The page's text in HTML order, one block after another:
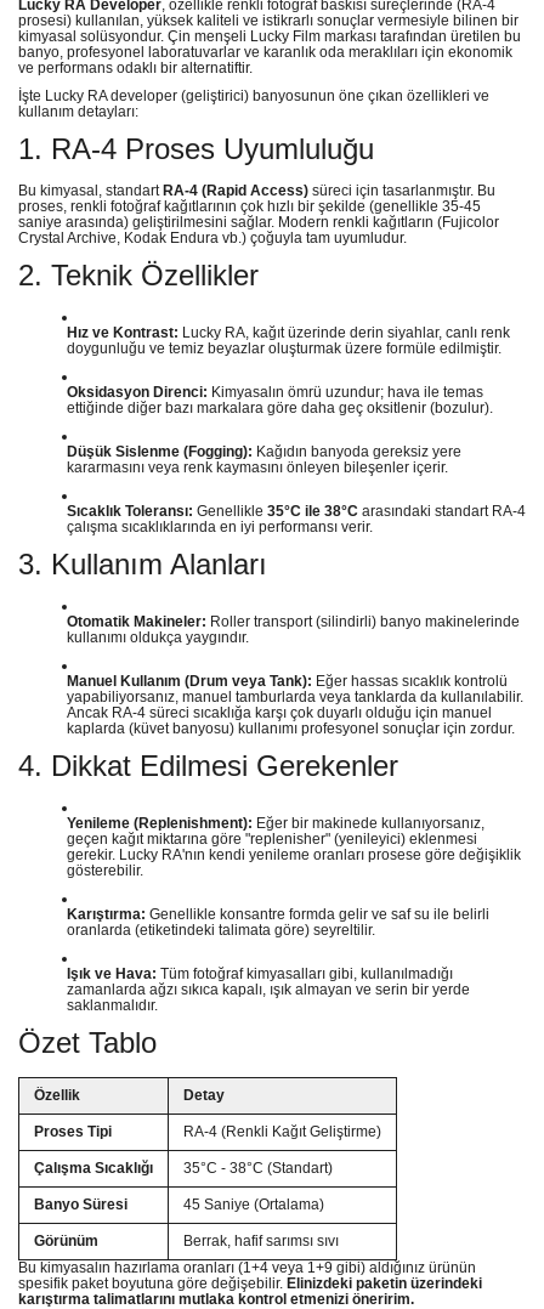
Lucky RA Developer, özellikle renkli fotoğraf baskısı süreçlerinde (RA-4
prosesi) kullanılan, yüksek kaliteli ve istikrarlı sonuçlar vermesiyle bilinen bir
kimyasal solüsyondur. Çin menşeli Lucky Film markası tarafından üretilen bu
banyo, profesyonel laboratuvarlar ve karanlık oda meraklıları için ekonomik
ve performans odaklı bir alternatiftir.
İşte Lucky RA developer (geliştirici) banyosunun öne çıkan özellikleri ve
kullanım detayları:
1. RA-4 Proses Uyumluluğu
Bu kimyasal, standart RA-4 (Rapid Access) süreci için tasarlanmıştır. Bu
proses, renkli fotoğraf kağıtlarının çok hızlı bir şekilde (genellikle 35-45
saniye arasında) geliştirilmesini sağlar. Modern renkli kağıtların (Fujicolor
Crystal Archive, Kodak Endura vb.) çoğuyla tam uyumludur.
2. Teknik Özellikler
Hız ve Kontrast: Lucky RA, kağıt üzerinde derin siyahlar, canlı renk
doygunluğu ve temiz beyazlar oluşturmak üzere formüle edilmiştir.
Oksidasyon Direnci: Kimyasalın ömrü uzundur; hava ile temas
ettiğinde diğer bazı markalara göre daha geç oksitlenir (bozulur).
Düşük Sislenme (Fogging): Kağıdın banyoda gereksiz yere
kararmasını veya renk kaymasını önleyen bileşenler içerir.
Sıcaklık Toleransı: Genellikle 35°C ile 38°C arasındaki standart RA-4
çalışma sıcaklıklarında en iyi performansı verir.
3. Kullanım Alanları
Otomatik Makineler: Roller transport (silindirli) banyo makinelerinde
kullanımı oldukça yaygındır.
Manuel Kullanım (Drum veya Tank): Eğer hassas sıcaklık kontrolü
yapabiliyorsanız, manuel tamburlarda veya tanklarda da kullanılabilir.
Ancak RA-4 süreci sıcaklığa karşı çok duyarlı olduğu için manuel
kaplarda (küvet banyosu) kullanımı profesyonel sonuçlar için zordur.
4. Dikkat Edilmesi Gerekenler
Yenileme (Replenishment): Eğer bir makinede kullanıyorsanız,
geçen kağıt miktarına göre "replenisher" (yenileyici) eklenmesi
gerekir. Lucky RA'nın kendi yenileme oranları prosese göre değişiklik
gösterebilir.
Karıştırma: Genellikle konsantre formda gelir ve saf su ile belirli
oranlarda (etiketindeki talimata göre) seyreltilir.
Işık ve Hava: Tüm fotoğraf kimyasalları gibi, kullanılmadığı
zamanlarda ağzı sıkıca kapalı, ışık almayan ve serin bir yerde
saklanmalıdır.
Özet Tablo
Özellik Detay
Proses Tipi RA-4 (Renkli Kağıt Geliştirme)
Çalışma Sıcaklığı 35°C - 38°C (Standart)
Banyo Süresi 45 Saniye (Ortalama)
Görünüm
Berrak, hafif sarımsı sıvı
Bu kimyasalın hazırlama oranları (1+4 veya 1+9 gibi) aldığınız ürünün
spesifik paket boyutuna göre değişebilir. Elinizdeki paketin üzerindeki
karıştırma talimatlarını mutlaka kontrol etmenizi öneririm.